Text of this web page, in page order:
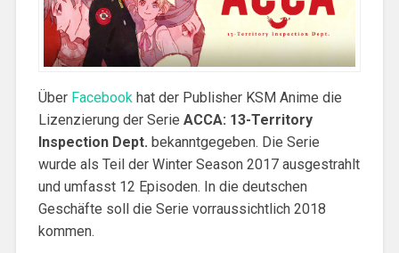
Über Facebook hat der Publisher KSM Anime die
Lizenzierung der Serie ACCA: 13-Territory
Inspection Dept. bekanntgegeben. Die Serie
wurde als Teil der Winter Season 2017 ausgestrahlt
und umfasst 12 Episoden. In die deutschen
Geschäfte soll die Serie vorraussichtlich 2018
kommen.